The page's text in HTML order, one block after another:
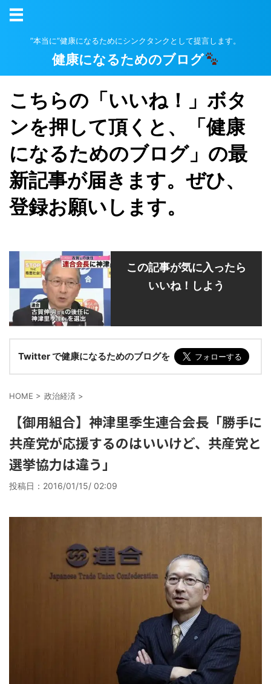
”本当に”健康になるためにシンクタンクとして提言します。
健康になるためのブログ
こちらの「いいね！」ボタ
ンを押して頂くと、「健康
になるためのブログ」の最
新記事が届きます。ぜひ、
登録お願いします。
この記事が気に入ったら
いいね！しよう
Twitter で健康になるためのブログを
HOME > 政治経済 >
【御用組合】神津里季生連合会長「勝手に
共産党が応援するのはいいけど、共産党と
選挙協力は違う」
投稿日： 2016/01/15/ 02:09